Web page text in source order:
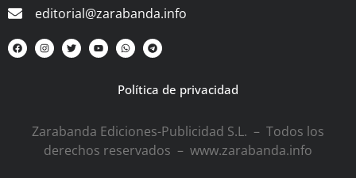
editorial@zarabanda.info
Política de privacidad
Zarabanda Ediciones-Publicidad S.L. – Todos los
derechos reservados – www.zarabanda.info